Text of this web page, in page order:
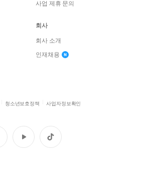
사업 제휴 문의
회사
회사 소개
인재채용
청소년보호정책 사업자정보확인
유
튜
틱
톡